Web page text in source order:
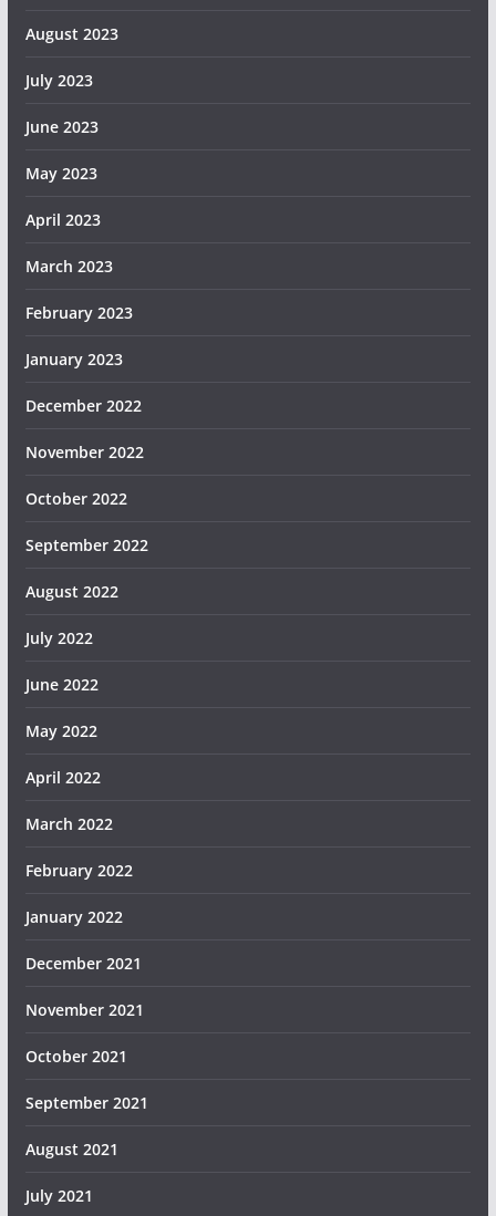
August 2023
July 2023
June 2023
May 2023
April 2023
March 2023
February 2023
January 2023
December 2022
November 2022
October 2022
September 2022
August 2022
July 2022
June 2022
May 2022
April 2022
March 2022
February 2022
January 2022
December 2021
November 2021
October 2021
September 2021
August 2021
July 2021